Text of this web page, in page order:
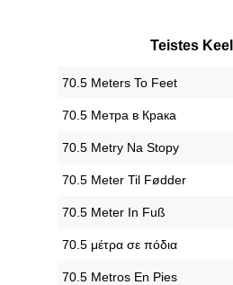
Teistes
‎70.5 Meters To Feet
‎70.5 Метра в Крака
‎70.5 Metry Na Stopy
‎70.5 Meter Til Fødder
‎70.5 Meter In Fuß
‎70.5 μέτρα σε πόδια
‎70.5 Metros En Pies